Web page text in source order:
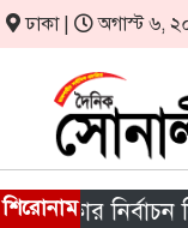
ঢাকা | অগাস্ট ৬,
শিরোনাম
নির্বাচন নিয়ে